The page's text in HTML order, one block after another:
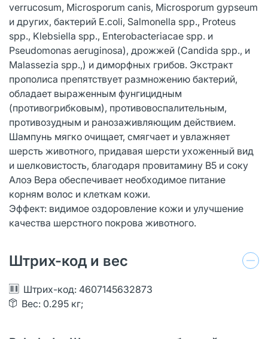
verrucosum, Microsporum canis, Microsporum gypseum
и других, бактерий E.coli, Salmonella spp., Proteus
spp., Klebsiella spp., Enterobacteriacae spp. и
Pseudomonas aeruginosa), дрожжей (Candida spp., и
Malassezia spp.,) и диморфных грибов. Экстракт
прополиса препятствует размножению бактерий,
обладает выраженным фунгицидным
(противогрибковым), противовоспалительным,
противозудным и ранозаживляющим действием.
Шампунь мягко очищает, смягчает и увлажняет
шерсть животного, придавая шерсти ухоженный вид
и шелковистость, благодаря провитамину В5 и соку
Алоэ Вера обеспечивает необходимое питание
корням волос и клеткам кожи.
Эффект: видимое оздоровление кожи и улучшение
качества шерстного покрова животного.
Штрих-код и вес
Штрих-код: 4607145632873
Вес: 0.295 кг;